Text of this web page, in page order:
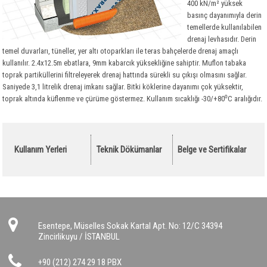
Taşyünü Dökme
İzocamflex
Polietilen
Tesisat Kaplamaları
Flexible Hava Kanalları
Havalandırma Fanları
Yardımcı Malzemeler
Ses Yalıtım Malzemeleri
Akustik Süngerler
Kauçuk Levha ve Şilteler
Yardımcı Malzemeler
Yangın Yalıtım Malzemeleri
Kalsiyum Silikat Levhalar
Yardımcı Malzemeler
Drenaj
Yardımcı Malzemeler
Bitümlü Likitler Astarlar
Bitümlü Membranlar
PVC - EPDM Membranlar
PVC Membranlar
EPDM Membranlar
Yapı Kimyasalları
OSB
Çatı Kaplama Malzemeleri
Çatı Bitümlü Ondüle Levha
Çatı ve Cephe Örtüleri
Yapı Levhaları
Alçı Levha
Sandviç Paneller
400 kN/m² yüksek
basınç dayanımıyla derin
temellerde kullanılabilen
drenaj levhasıdır. Derin
temel duvarları, tüneller, yer altı otoparkları ile teras bahçelerde drenaj amaçlı
kullanılır. 2.4x12.5m ebatlara, 9mm kabarcık yüksekliğine sahiptir. Muflon tabaka
toprak partiküllerini filtreleyerek drenaj hattında sürekli su çıkışı olmasını sağlar.
Saniyede 3,1 litrelik drenaj imkanı sağlar. Bitki köklerine dayanımı çok yüksektir,
toprak altında küflenme ve çürüme göstermez. Kullanım sıcaklığı -30/+80⁰C aralığıdır.
Kullanım Yerleri Teknik Dökümanlar Belge ve Sertifikalar
Esentepe, Müselles Sokak Kartal Apt. No: 12/C 34394
Zincirlikuyu / İSTANBUL
+90 (212) 274 29 18 PBX